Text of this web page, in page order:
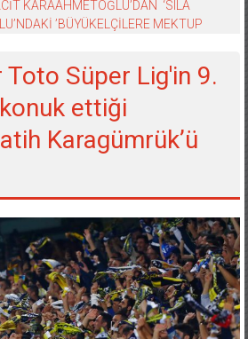
KARAAHMETOĞLU’DAN ‘SILA
’BÜYÜKELÇİLERE MEKTUP
Toto Süper Lig'in 9.
ettiği
Karagümrük’ü